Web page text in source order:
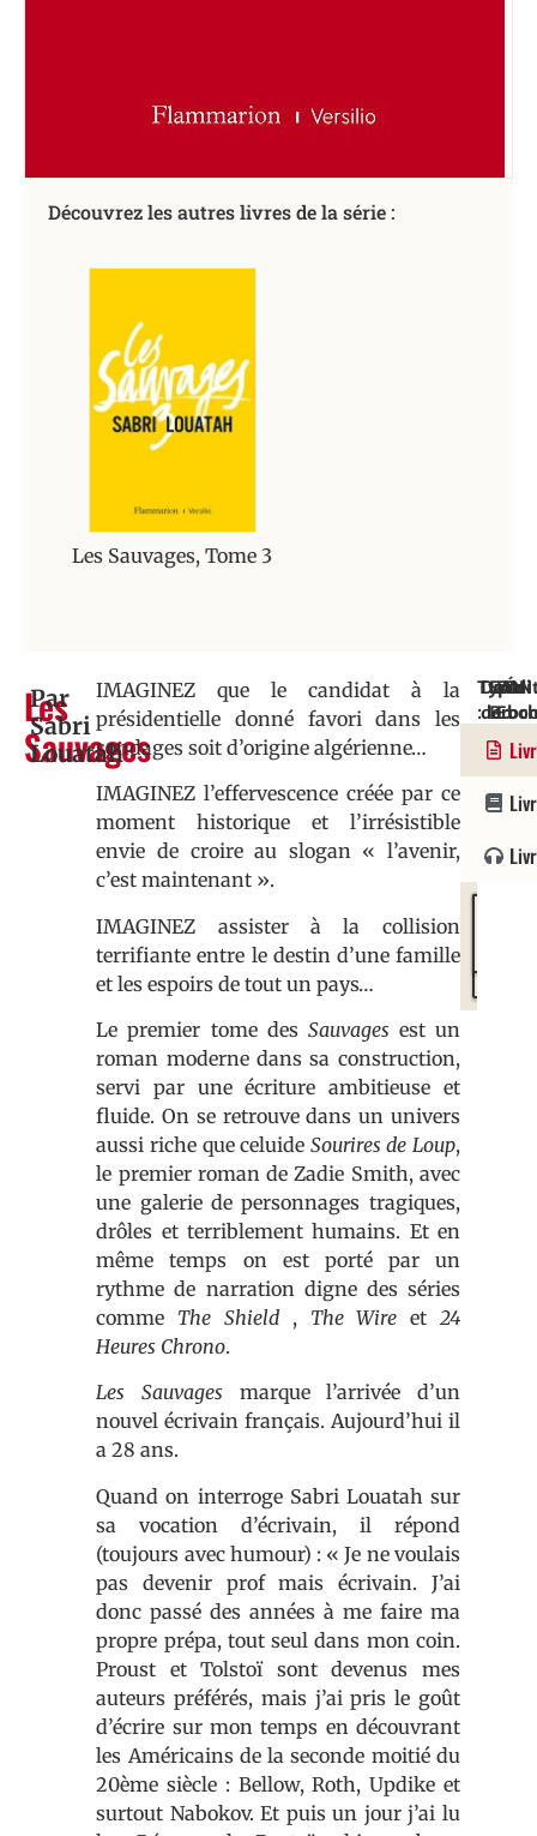
Découvrez les autres livres de la série :
Les Sauvages, Tome 3
Les
Sauvages
Par
Sabri
Louatah
IMAGINEZ que le candidat à la
présidentielle donné favori dans les
sondages soit d’origine algérienne…
IMAGINEZ l’effervescence créée par ce
moment historique et l’irrésistible
envie de croire au slogan « l’avenir,
c’est maintenant ».
IMAGINEZ assister à la collision
terrifiante entre le destin d’une famille
et les espoirs de tout un pays…
Le premier tome des Sauvages est un
roman moderne dans sa construction,
servi par une écriture ambitieuse et
fluide. On se retrouve dans un univers
aussi riche que celuide Sourires de Loup,
le premier roman de Zadie Smith, avec
une galerie de personnages tragiques,
drôles et terriblement humains. Et en
même temps on est porté par un
rythme de narration digne des séries
comme The Shield, The Wireet 24
Heures Chrono.
Les Sauvages marque l’arrivée d’un
nouvel écrivain français. Aujourd’hui il
a 28 ans.
Quand on interroge Sabri Louatah sur
sa vocation d’écrivain, il répond
(toujours avec humour) : « Je ne voulais
pas devenir prof mais écrivain. J’ai
donc passé des années à me faire ma
propre prépa, tout seul dans mon coin.
Proust et Tolstoï sont devenus mes
auteurs préférés, mais j’ai pris le goût
d’écrire sur mon temps en découvrant
les Américains de la seconde moitié du
20ème siècle : Bellow, Roth, Updike et
surtout Nabokov. Et puis un jour j’ai lu
Type
:
Roman
Date
de
4/01/
EAN
:
EAN
:
:
/